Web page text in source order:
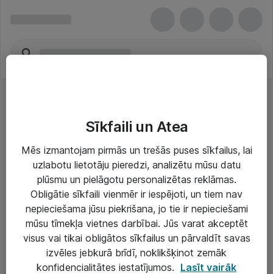
Risinājumi & Pakalpojumi
IT serviss un atbalsts
IT infrastruktūra
Darba vietu IT risinājumi
Serveri un datu centri
Sīkfaili un Atea
Mēs izmantojam pirmās un trešās puses sīkfailus, lai
uzlabotu lietotāju pieredzi, analizētu mūsu datu
plūsmu un pielāgotu personalizētas reklāmas.
Obligātie sīkfaili vienmēr ir iespējoti, un tiem nav
nepieciešama jūsu piekrišana, jo tie ir nepieciešami
mūsu tīmekļa vietnes darbībai. Jūs varat akceptēt
visus vai tikai obligātos sīkfailus un pārvaldīt savas
izvēles jebkurā brīdī, noklikšķinot zemāk
konfidencialitātes iestatījumos. Lasīt vairāk